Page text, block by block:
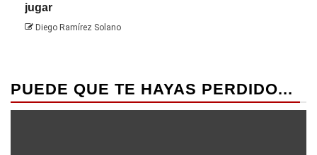
jugar
Diego Ramírez Solano
PUEDE QUE TE HAYAS PERDIDO...